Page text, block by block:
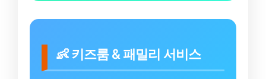
👶 키즈룸 & 패밀리 서비스